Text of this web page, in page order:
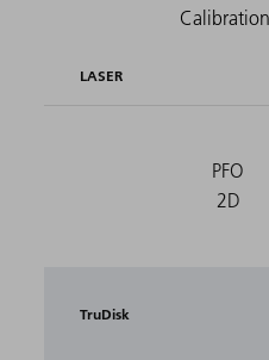
LASER
PFO
2D
TruDisk